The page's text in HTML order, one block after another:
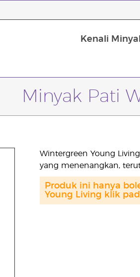
Kenali
Minyak Pati
Wintergreen Young
yang menenangkan,
Produk ini hanya
Young Living klik